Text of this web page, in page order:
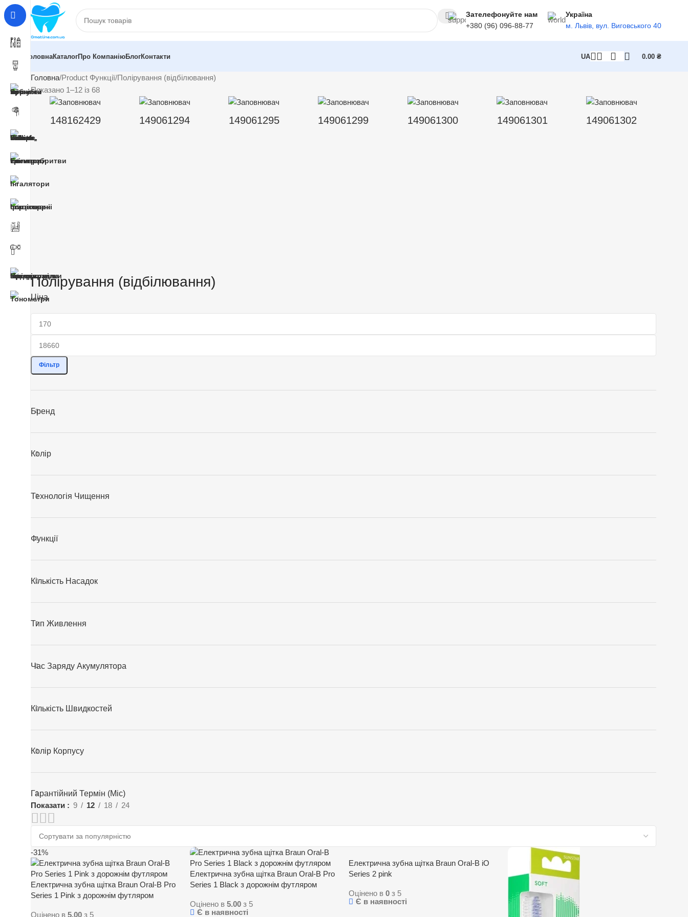
Зателефонуйте нам
+380 (96) 096-88-77
Україна
м. Львів, вул. Виговського 40
ГоловнаКаталогПро КомпаніюБлогКонтакти UA 0.00 ₴
Головна Product Функції Полірування (відбілювання)
Показано 1–12 із 68
148162429 149061294 149061295 149061299 149061300 149061301 149061302
Полірування (відбілювання)
Ціна
Фільтр
Бренд
Колір
Технологія Чищення
Функції
Кількість Насадок
Тип Живлення
Час Заряду Акумулятора
Кількість Швидкостей
Колір Корпусу
Гарантійний Термін (міс)
Показати
9 12 18 24
-31%
Електрична зубна щітка Braun Oral-B Pro
Series 1 Pink з дорожнім футляром
Оцінено в 5.00 з 5
Електрична зубна щітка Braun Oral-B Pro
Series 1 Black з дорожнім футляром
Оцінено в 5.00з 5
Є в наявності
Електрична зубна щітка Braun Oral-B iO
Series 2 pink
Оцінено в 0 з 5
Є в наявності